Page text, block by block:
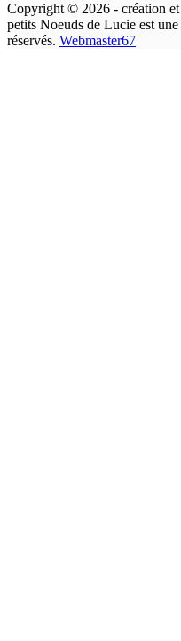
Copyright © 2026 - création et
petits Noeuds de Lucie est
réservés. Webmaster67